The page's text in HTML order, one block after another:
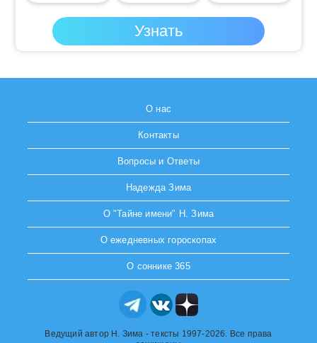
О нас
Контакты
Вопросы и Ответы
Надежда Зима
О "Тайне имени" Н. Зима
О ежедневных гороскопах
О соннике 365
Ведущий автор Н. Зима - тексты 1997-2026. Все права